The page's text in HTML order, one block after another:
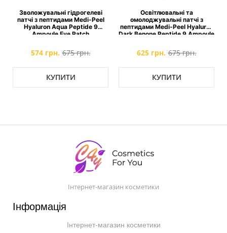
Зволожувальні гідрогелеві
патчі з пептидами Medi-Peel
Hyaluron Aqua Peptide 9
Ampoule Eye Patch
574 грн. 675 грн.
КУПИТИ
Освітлювальні та
омолоджувальні патчі з
пептидами Medi-Peel Hyaluron
Dark Benone Peptide 9 Ampoule
625 грн. 675 грн.
КУПИТИ
Інтернет-магазин косметики
Інформація
Інтернет-магазин косметики